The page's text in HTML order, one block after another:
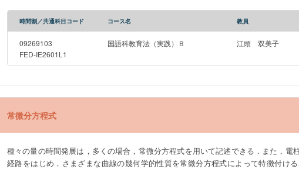
時間割／共通科目コード コース名 教員
09269103
FED-IE2601L1
国語科教育法（実践）Ｂ 江頭 双美子
常微分方程式
種々の量の時間発展は，多くの場合，常微分方程式を用いて記述できる．また，電
経路をはじめ，さまざまな曲線の幾何学的性質を常微分方程式によって特徴付け